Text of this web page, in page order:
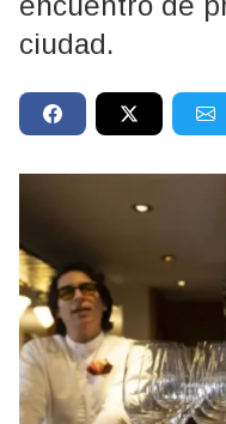
ciudad.